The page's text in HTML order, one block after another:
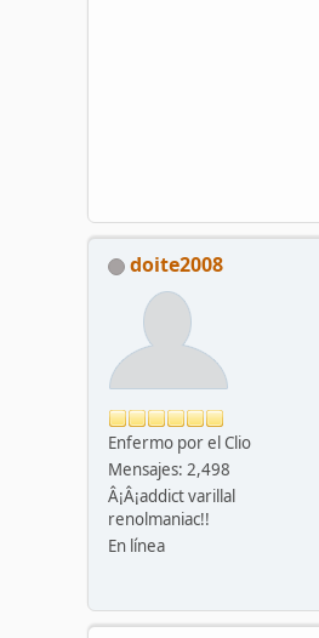
doite2008
Enfermo por el Clio
Mensajes: 2,498
Â¡Â¡addict varillal
renolmaniac!!
En línea